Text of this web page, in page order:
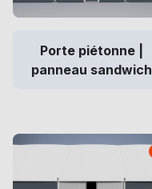
Porte piétonne |
panneau sandwich